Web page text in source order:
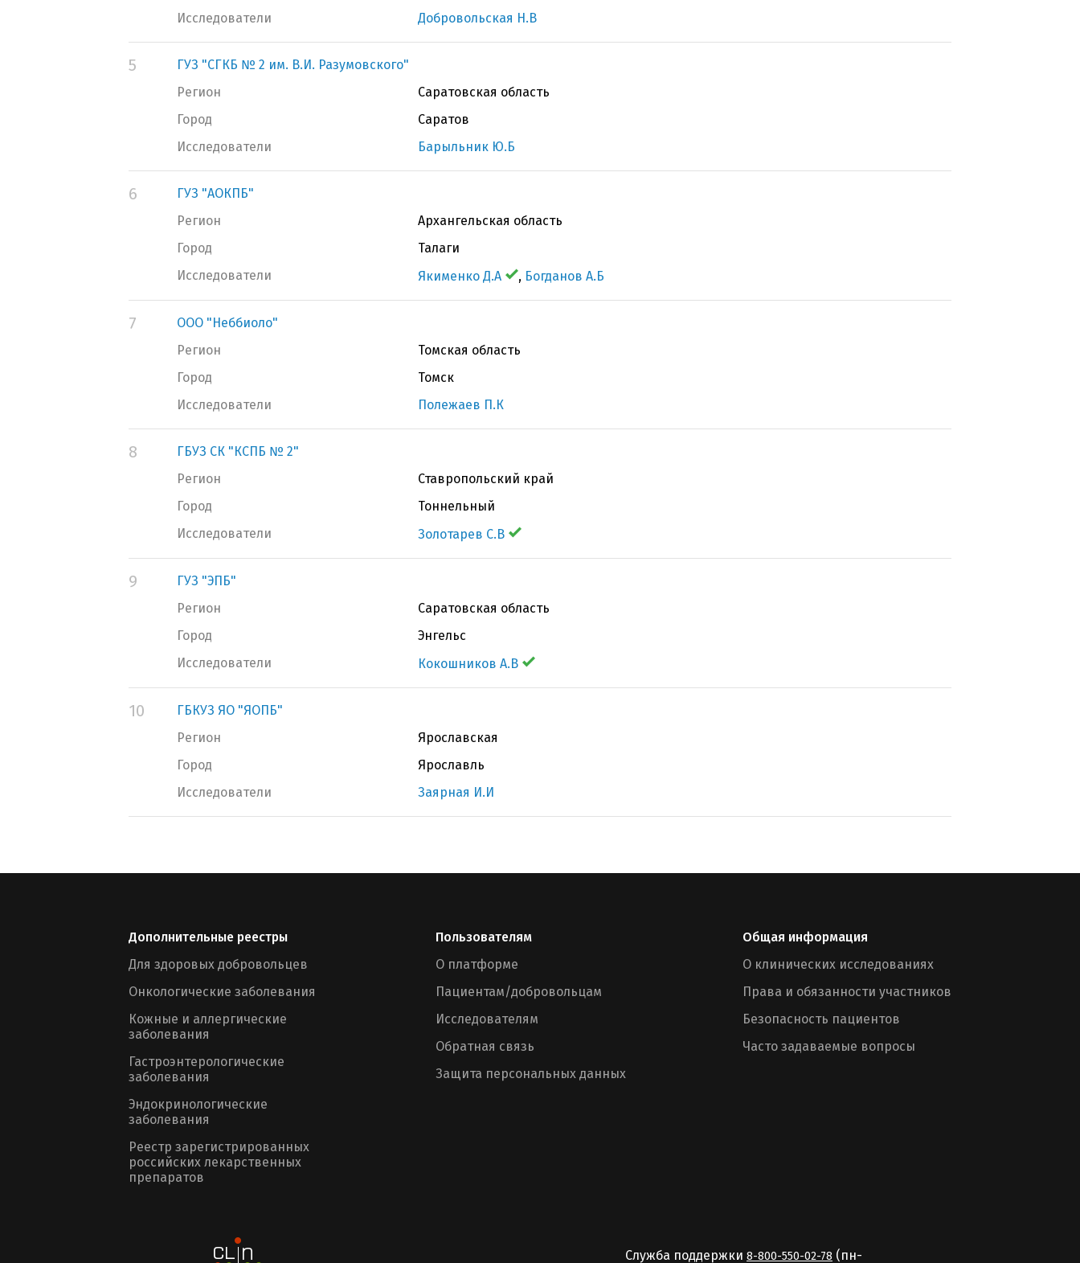
Исследователи
Добровольская Н.В
5
ГУЗ "СГКБ № 2 им. В.И. Разумовского"
Регион
Саратовская область
Город
Саратов
Исследователи
Барыльник Ю.Б
6
ГУЗ "АОКПБ"
Регион
Архангельская область
Город
Талаги
Исследователи
Якименко Д.А , Богданов А.Б
7
ООО "Неббиоло"
Регион
Томская область
Город
Томск
Исследователи
Полежаев П.К
8
ГБУЗ СК "КСПБ № 2"
Регион
Ставропольский край
Город
Тоннельный
Исследователи
Золотарев С.В
9
ГУЗ "ЭПБ"
Регион
Саратовская область
Город
Энгельс
Исследователи
Кокошников А.В
10
ГБКУЗ ЯО "ЯОПБ"
Регион
Ярославская
Город
Ярославль
Исследователи
Заярная И.И
Дополнительные реестры
Для здоровых добровольцев
Онкологические заболевания
Кожные и аллергические
заболевания
Гастроэнтерологические
заболевания
Эндокринологические
заболевания
Реестр зарегистрированных
российских лекарственных
препаратов
Пользователям
О платформе
Пациентам/добровольцам
Исследователям
Обратная связь
Защита персональных данных
Общая информация
О клинических исследованиях
Права и обязанности участников
Безопасность пациентов
Часто задаваемые вопросы
Служба поддержки 8-800-550-02-78 (пн-